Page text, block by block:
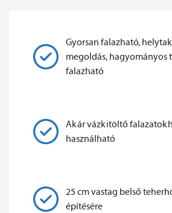
Gyorsan falazható,
megoldás, hagyományos
falazható
Akár vázkitöltő
használható
25 cm vastag belső
építésére